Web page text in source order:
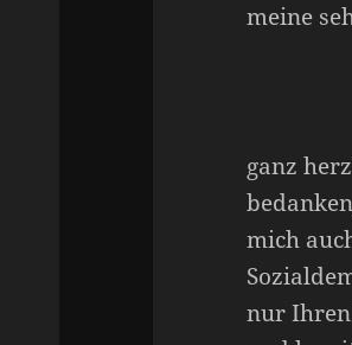
meine
ganz
mich
nur